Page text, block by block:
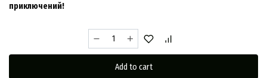
приключений!
POLARBULL
TEENAGE
Add to cart